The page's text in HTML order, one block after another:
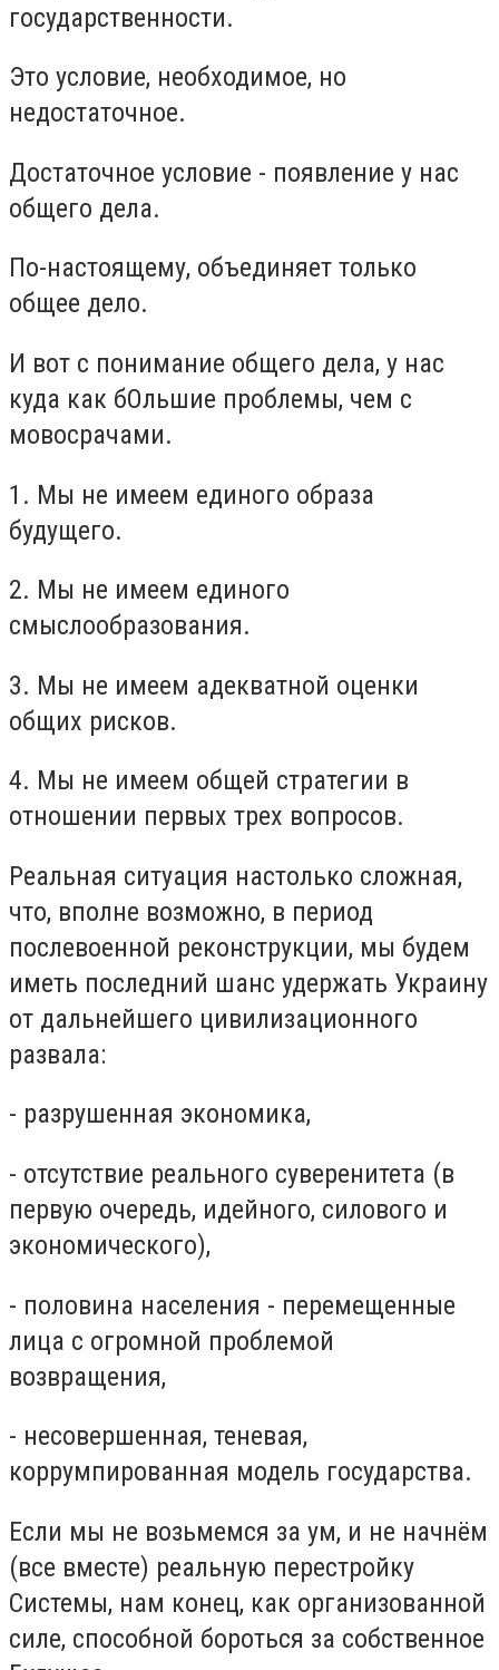
государственности.
Это условие, необходимое, но
недостаточное.
Достаточное условие - появление у нас
общего дела.
По-настоящему, объединяет только
общее дело.
И вот с понимание общего дела, у нас
куда как бОльшие проблемы, чем с
мовосрачами.
1. Мы не имеем единого образа
будущего.
2. Мы не имеем единого
смыслообразования.
3. Мы не имеем адекватной оценки
общих рисков.
4. Мы не имеем общей стратегии в
отношении первых трех вопросов.
Реальная ситуация настолько сложная,
что, вполне возможно, в период
послевоенной реконструкции, мы будем
иметь последний шанс удержать Украину
от дальнейшего цивилизационного
развала:
- разрушенная экономика,
- отсутствие реального суверенитета (в
первую очередь, идейного, силового и
экономического),
- половина населения - перемещенные
лица с огромной проблемой
возвращения,
- несовершенная, теневая,
коррумпированная модель государства.
Если мы не возьмемся за ум, и не начнём
(все вместе) реальную перестройку
Системы, нам конец, как организованной
силе, способной бороться за собственное